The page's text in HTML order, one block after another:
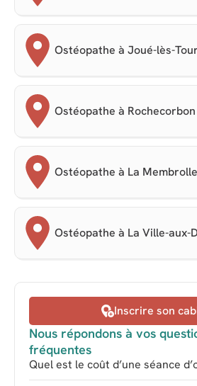
Ostéopathe à Joué-lès-
Ostéopathe à Rochecorbon
Ostéopathe à La
Ostéopathe à La Ville-aux-
Inscrire son
Nous répondons à vos
fréquentes
Quel est le coût d’une séance